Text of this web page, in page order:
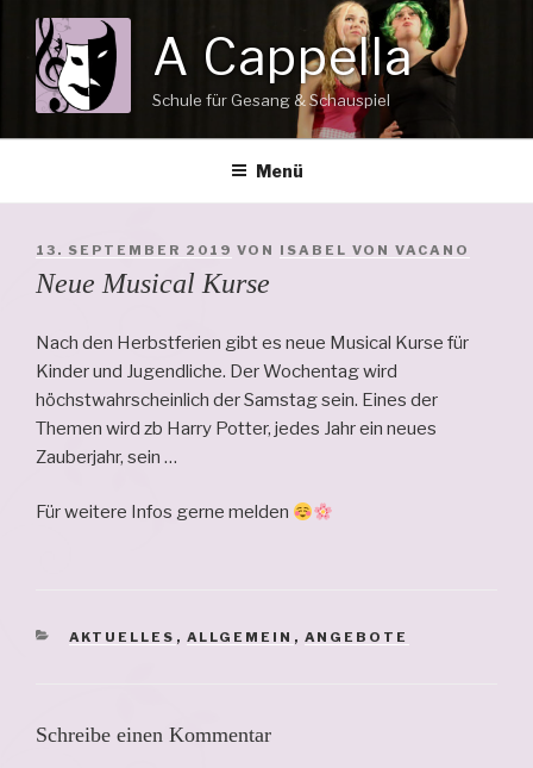
Inhalt
springen
A Cappella
Schule für Gesang & Schauspiel
Menü
VERÖFFENTLICHT
AM
13. SEPTEMBER 2019 VON ISABEL VON VACANO
Neue Musical Kurse
Nach den Herbstferien gibt es neue Musical Kurse für
Kinder und Jugendliche. Der Wochentag wird
höchstwahrscheinlich der Samstag sein. Eines der
Themen wird zb Harry Potter, jedes Jahr ein neues
Zauberjahr, sein …
Für weitere Infos gerne melden
KATEGORIEN
AKTUELLES , ALLGEMEIN , ANGEBOTE
Schreibe einen Kommentar